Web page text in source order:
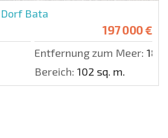
Bata
197 000 €
Entfernung zum Meer:
Bereich: 102 sq. m.